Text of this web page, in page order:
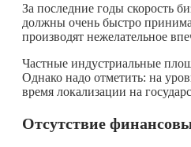
За последние годы скорость
должны очень быстро
производят нежелательное
Частные индустриальные
Однако надо отметить: на
время локализации на
Отсутствие